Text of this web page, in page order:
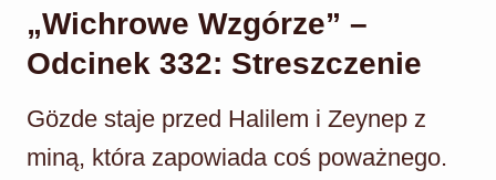
„Wichrowe Wzgórze” –
Odcinek 332: Streszczenie
Gözde staje przed Halilem i Zeynep z
miną, która zapowiada coś poważnego.